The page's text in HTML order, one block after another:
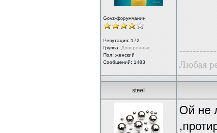
Govz-форумчанин
Репутация: 172
Группа: Доверенные
Пол: женский
Сообщений: 1483
Любая
steel
Ой не